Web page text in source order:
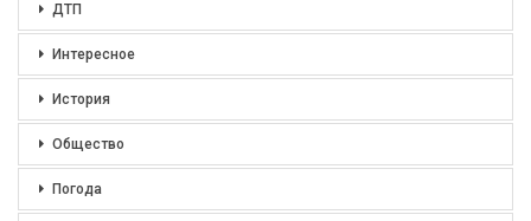
ДТП
Интересное
История
Общество
Погода